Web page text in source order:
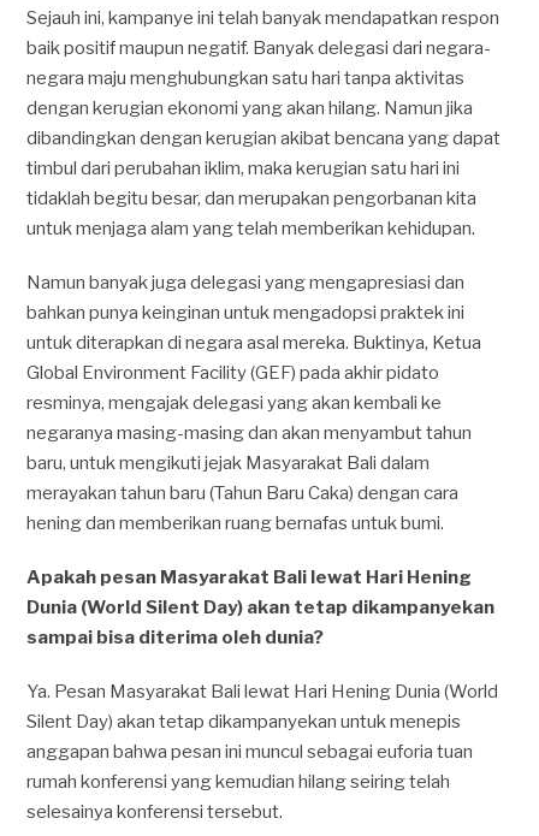
Sejauh ini, kampanye ini telah banyak mendapatkan respon
baik positif maupun negatif. Banyak delegasi dari negara-
negara maju menghubungkan satu hari tanpa aktivitas
dengan kerugian ekonomi yang akan hilang. Namun jika
dibandingkan dengan kerugian akibat bencana yang dapat
timbul dari perubahan iklim, maka kerugian satu hari ini
tidaklah begitu besar, dan merupakan pengorbanan kita
untuk menjaga alam yang telah memberikan kehidupan.
Namun banyak juga delegasi yang mengapresiasi dan
bahkan punya keinginan untuk mengadopsi praktek ini
untuk diterapkan di negara asal mereka. Buktinya, Ketua
Global Environment Facility (GEF) pada akhir pidato
resminya, mengajak delegasi yang akan kembali ke
negaranya masing-masing dan akan menyambut tahun
baru, untuk mengikuti jejak Masyarakat Bali dalam
merayakan tahun baru (Tahun Baru Caka) dengan cara
hening dan memberikan ruang bernafas untuk bumi.
Apakah pesan Masyarakat Bali lewat Hari Hening
Dunia (World Silent Day) akan tetap dikampanyekan
sampai bisa diterima oleh dunia?
Ya. Pesan Masyarakat Bali lewat Hari Hening Dunia (World
Silent Day) akan tetap dikampanyekan untuk menepis
anggapan bahwa pesan ini muncul sebagai euforia tuan
rumah konferensi yang kemudian hilang seiring telah
selesainya konferensi tersebut.